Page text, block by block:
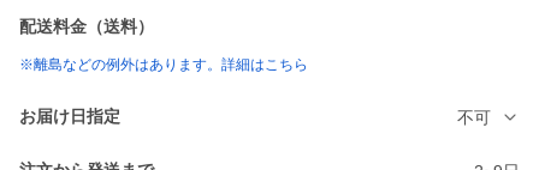
配送料金（送料）
※離島などの例外はあります。詳細はこちら
お届け日指定 不可